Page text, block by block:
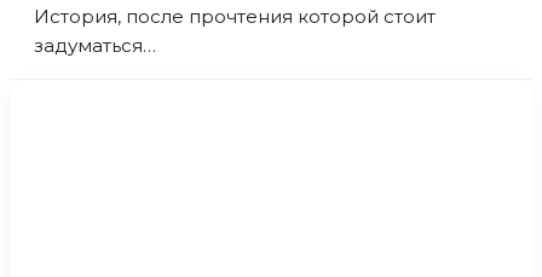
История, после прочтения которой стоит
задуматься…